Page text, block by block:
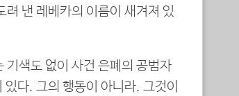
낸 레베카의 이름이 새겨져 있
기색도 없이 사건 은폐의 공범자
다. 그의 행동이 아니라, 그것이